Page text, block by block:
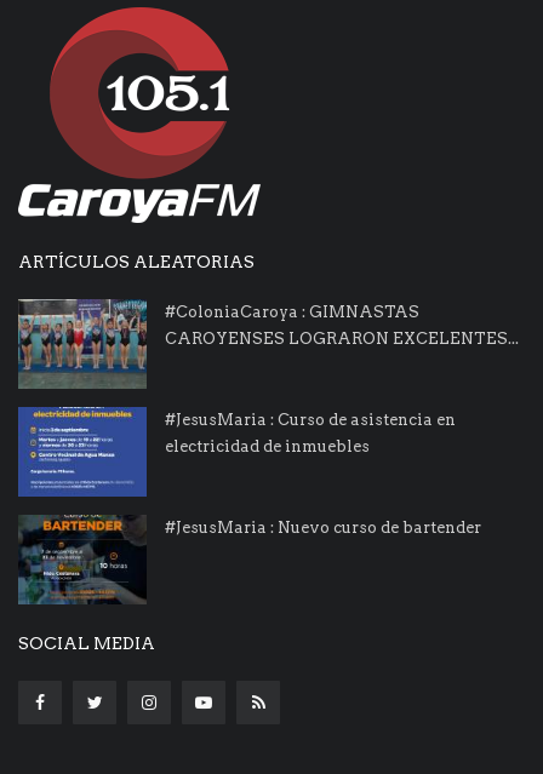
ARTÍCULOS ALEATORIAS
#ColoniaCaroya : GIMNASTAS
CAROYENSES LOGRARON EXCELENTES...
#JesusMaria : Curso de asistencia en
electricidad de inmuebles
#JesusMaria : Nuevo curso de bartender
SOCIAL MEDIA